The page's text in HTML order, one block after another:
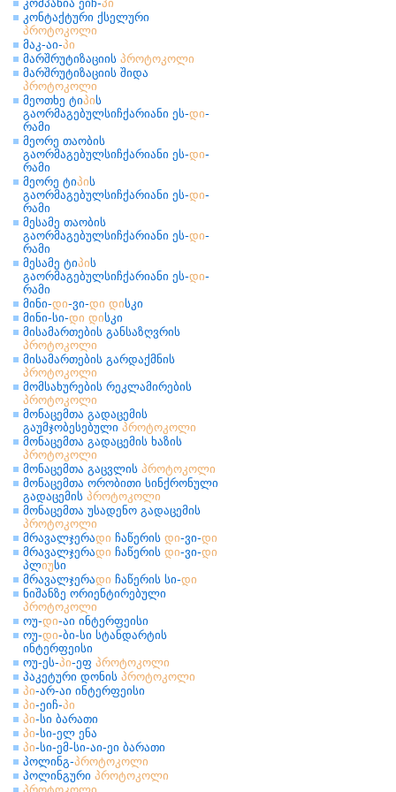
კომპანია ეიჩ-პი
კონტაქტური ქსელური
პროტოკოლი
მაკ-აი-პი
მარშრუტიზაციის პროტოკოლი
მარშრუტიზაციის შიდა
პროტოკოლი
მეოთხე ტიპის
გაორმაგებულსიჩქარიანი ეს-დი-
რამი
მეორე თაობის
გაორმაგებულსიჩქარიანი ეს-დი-
რამი
მეორე ტიპის
გაორმაგებულსიჩქარიანი ეს-დი-
რამი
მესამე თაობის
გაორმაგებულსიჩქარიანი ეს-დი-
რამი
მესამე ტიპის
გაორმაგებულსიჩქარიანი ეს-დი-
რამი
მინი-დი-ვი-დი დისკი
მინი-სი-დი დისკი
მისამართების განსაზღვრის
პროტოკოლი
მისამართების გარდაქმნის
პროტოკოლი
მომსახურების რეკლამირების
პროტოკოლი
მონაცემთა გადაცემის
გაუმჯობესებული პროტოკოლი
მონაცემთა გადაცემის ხაზის
პროტოკოლი
მონაცემთა გაცვლის პროტოკოლი
მონაცემთა ორობითი სინქრონული
გადაცემის პროტოკოლი
მონაცემთა უსადენო გადაცემის
პროტოკოლი
მრავალჯერადი ჩაწერის დი-ვი-დი
მრავალჯერადი ჩაწერის დი-ვი-დი
პლიუსი
მრავალჯერადი ჩაწერის სი-დი
ნიშანზე ორიენტირებული
პროტოკოლი
ოუ-დი-აი ინტერფეისი
ოუ-დი-ბი-სი სტანდარტის
ინტერფეისი
ოუ-ეს-პი-ეფ პროტოკოლი
პაკეტური დონის პროტოკოლი
პი-არ-აი ინტერფეისი
პი-ეიჩ-პი
პი-სი ბარათი
პი-სი-ელ ენა
პი-სი-ემ-სი-აი-ეი ბარათი
პოლინგ-პროტოკოლი
პოლინგური პროტოკოლი